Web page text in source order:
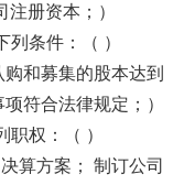
注册资本；）
列条件：（ ）
和募集的股本达到
符合法律规定；）
职权：（ ）
算方案； 制订公司